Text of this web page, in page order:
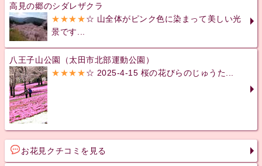
高見の郷のシダレザクラ
★★★★☆ 山全体がピンク色に染まって美しい光
景です...
八王子山公園（太田市北部運動公園）
★★★★☆ 2025-4-15 桜の花びらのじゅうた...
お花見クチコミを見る